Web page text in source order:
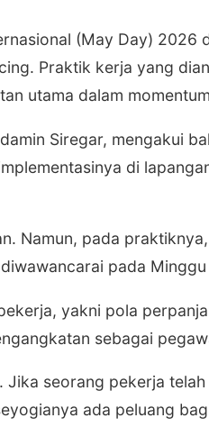
(May Day) 2026
Praktik kerja yang
utama dalam
Siregar, mengakui
di
Namun, pada
pada
yakni pola
sebagai
seorang pekerja
ada peluang